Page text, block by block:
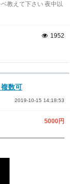
教えて下さい 夜中以
1952
数可
2019-10-15 14:18:53
5000円